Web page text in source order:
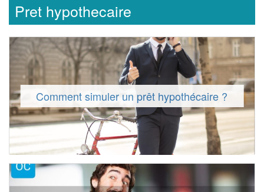
Pret hypothecaire
Comment simuler un prêt hypothécaire ?